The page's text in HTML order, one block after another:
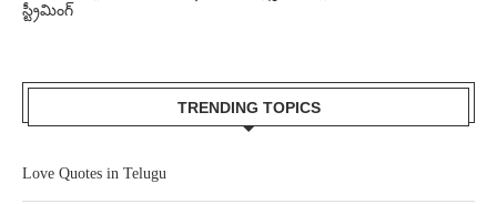
స్ట్రీమింగ్
TRENDING TOPICS
Love Quotes in Telugu